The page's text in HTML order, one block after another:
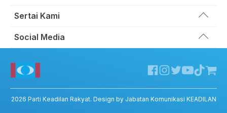
Wakil Rakyat
Hubungi Kami
Sumbangan
Sertai Kami
Portal Anggota KEADILAN
Social Media
Twitter KEADILAN
Channel Telegram KEADILAN
Kedai KEADILAN
ADIL – Privacy Policy
2026 Parti Keadilan Rakyat. Design by Jabatan Komunikasi KEADILAN